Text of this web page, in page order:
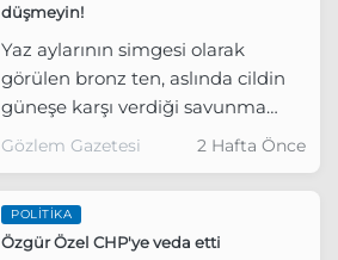
düşmeyin!
Yaz aylarının simgesi olarak
görülen bronz ten, aslında cildin
güneşe karşı verdiği savunma
yanıtı olabilir.
Gözlem Gazetesi 2 Hafta Önce
POLITIKA
Özgür Özel CHP'ye veda etti